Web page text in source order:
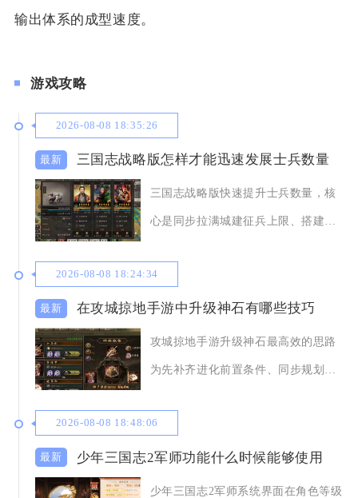
输出体系的成型速度。
游戏攻略
2026-08-08 18:35:26
三国志战略版怎样才能迅速发展士兵数量
三国志战略版快速提升士兵数量，核
心是同步拉满城建征兵上限、搭建多
2026-08-08 18:24:34
在攻城掠地手游中升级神石有哪些技巧
攻城掠地手游升级神石最高效的思路
为先补齐进化前置条件、同步规划晶
2026-08-08 18:48:06
少年三国志2军师功能什么时候能够使用
少年三国志2军师系统界面在角色等级